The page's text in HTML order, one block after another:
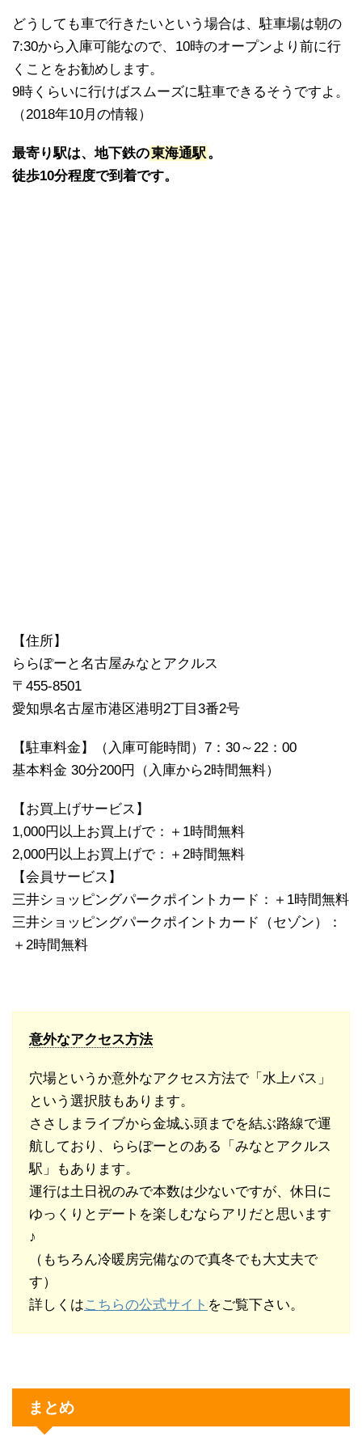
どうしても車で行きたいという場合は、駐車場は朝の
7:30から入庫可能なので、10時のオープンより前に行
くことをお勧めします。
9時くらいに行けばスムーズに駐車できるそうですよ。
（2018年10月の情報）
最寄り駅は、地下鉄の東海通駅。
徒歩10分程度で到着です。
【住所】
ららぽーと名古屋みなとアクルス
〒455-8501
愛知県名古屋市港区港明2丁目3番2号
【駐車料金】（入庫可能時間）7：30～22：00
基本料金 30分200円（入庫から2時間無料）
【お買上げサービス】
1,000円以上お買上げで：＋1時間無料
2,000円以上お買上げで：＋2時間無料
【会員サービス】
三井ショッピングパークポイントカード：＋1時間無料
三井ショッピングパークポイントカード（セゾン）：
＋2時間無料
意外なアクセス方法
穴場というか意外なアクセス方法で「水上バス」
という選択肢もあります。
ささしまライブから金城ふ頭までを結ぶ路線で運
航しており、ららぽーとのある「みなとアクルス
駅」もあります。
運行は土日祝のみで本数は少ないですが、休日に
ゆっくりとデートを楽しむならアリだと思います
♪
（もちろん冷暖房完備なので真冬でも大丈夫で
す）
詳しくはこちらの公式サイト をご覧下さい。
まとめ